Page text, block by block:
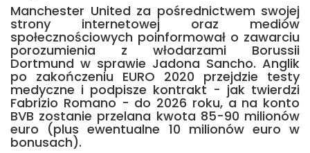
Manchester United za pośrednictwem swojej
strony internetowej oraz mediów
społecznościowych poinformował o zawarciu
porozumienia z włodarzami Borussii
Dortmund w sprawie Jadona Sancho. Anglik
po zakończeniu EURO 2020 przejdzie testy
medyczne i podpisze kontrakt - jak twierdzi
Fabrizio Romano - do 2026 roku, a na konto
BVB zostanie przelana kwota 85-90 milionów
euro (plus ewentualne 10 milionów euro w
bonusach).